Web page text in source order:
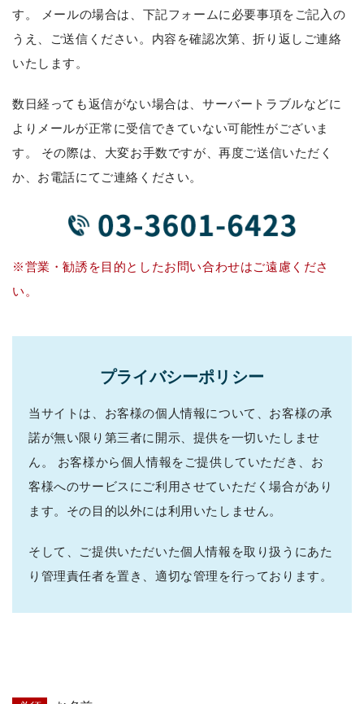
す。
メールの場合は、下記フォームに必要事項をご記入の
うえ、ご送信ください。内容を確認次第、折り返しご連絡
いたします。
数日経っても返信がない場合は、サーバートラブルなどに
よりメールが正常に受信できていない可能性がございま
す。
その際は、大変お手数ですが、再度ご送信いただく
か、お電話にてご連絡ください。
※営業・勧誘を目的としたお問い合わせはご遠慮くださ
い。
プライバシーポリシー
当サイトは、お客様の個人情報について、お客様の承
諾が無い限り第三者に開示、提供を一切いたしませ
ん。
お客様から個人情報をご提供していただき、お
客様へのサービスにご利用させていただく場合があり
ます。その目的以外には利用いたしません。
そして、ご提供いただいた個人情報を取り扱うにあた
り管理責任者を置き、適切な管理を行っております。